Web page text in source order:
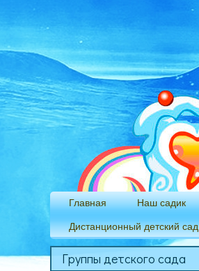
Главная Наш садик
Дистанционный детский сад
Группы детского сада